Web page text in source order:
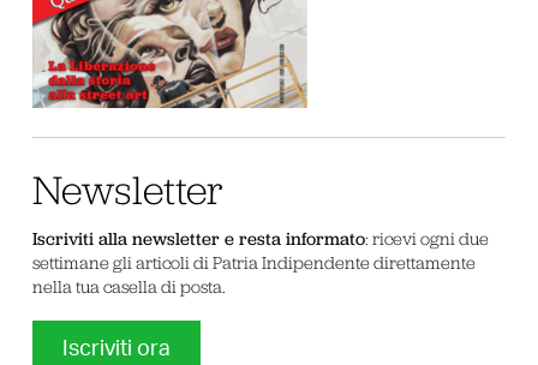
Newsletter
Iscriviti alla newsletter e resta informato: ricevi ogni due
settimane gli articoli di Patria Indipendente direttamente
nella tua casella di posta.
Iscriviti ora